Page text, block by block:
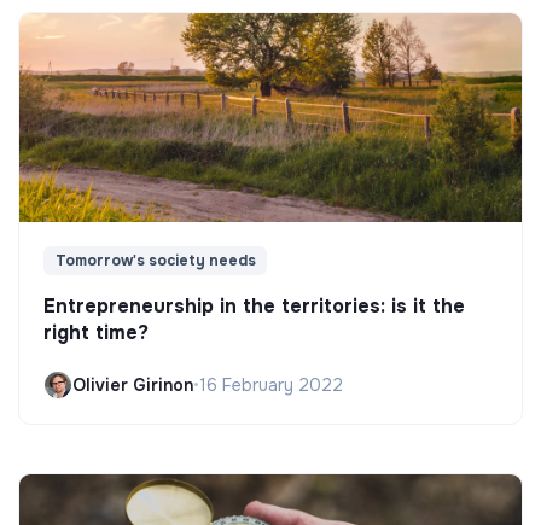
Tomorrow's society needs
Entrepreneurship in the territories: is it the
right time?
Olivier Girinon•16 February 2022